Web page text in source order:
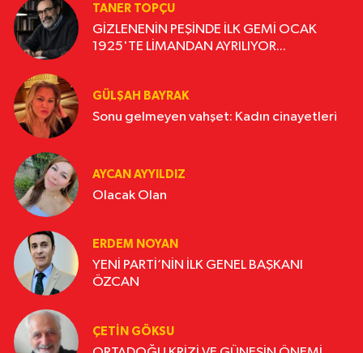
TANER TOPÇU
GİZLENENİN PEŞİNDE İLK GEMİ OCAK
1925'TE LİMANDAN AYRILIYOR...
GÜLŞAH BAYRAK
Sonu gelmeyen vahşet: Kadın cinayetleri
AYCAN AYYILDIZ
Olacak Olan
ERDEM NOYAN
YENİ PARTİ’NİN İLK GENEL BAŞKANI
ÖZCAN
ÇETIN GÖKSU